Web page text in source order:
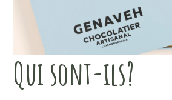
Qui sont-ils?